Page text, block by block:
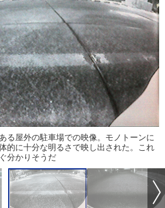
る屋外の駐車場での映像。モノトーンに
的に十分な明るさで映し出された。これ
分かりそうだ